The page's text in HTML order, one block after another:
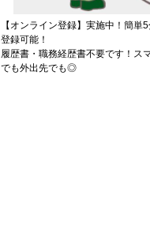
【オンライン登録】実施中！簡単
登録可能！
履歴書・職務経歴書不要です！ス
でも外出先でも◎